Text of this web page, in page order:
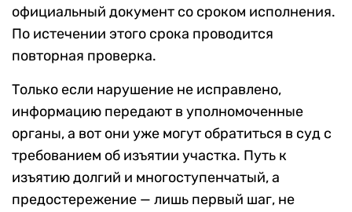
официальный документ со сроком исполнения.
По истечении этого срока проводится
повторная проверка.
Только если нарушение не исправлено,
информацию передают в уполномоченные
органы, а вот они уже могут обратиться в суд с
требованием об изъятии участка. Путь к
изъятию долгий и многоступенчатый, а
предостережение — лишь первый шаг, не